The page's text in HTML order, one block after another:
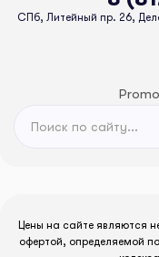
СПб, Литейный пр. 26,
Цены на сайте являются
офертой, определяемой